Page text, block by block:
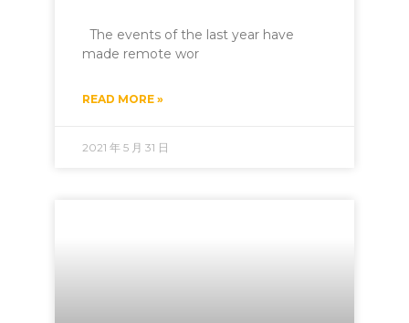
The events of the last year have
made remote wor
READ MORE »
2021 年 5 月 31 日